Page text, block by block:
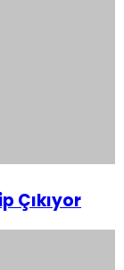
Çıkıyor